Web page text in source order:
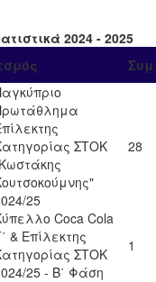
2024 - 2025
Συμ
ΣΤΟΚ
25
28
Coca Cola
& Επίλεκτης
ΣΤΟΚ
25 - Β΄ Φάση
1